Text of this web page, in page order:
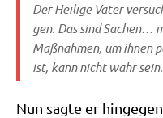
Der Hei­li­ge Vater
gen. Das sind Sachen…
Maß­nah­men, um ihnen
ist, kann nicht wahr sein.
Nun sag­te er